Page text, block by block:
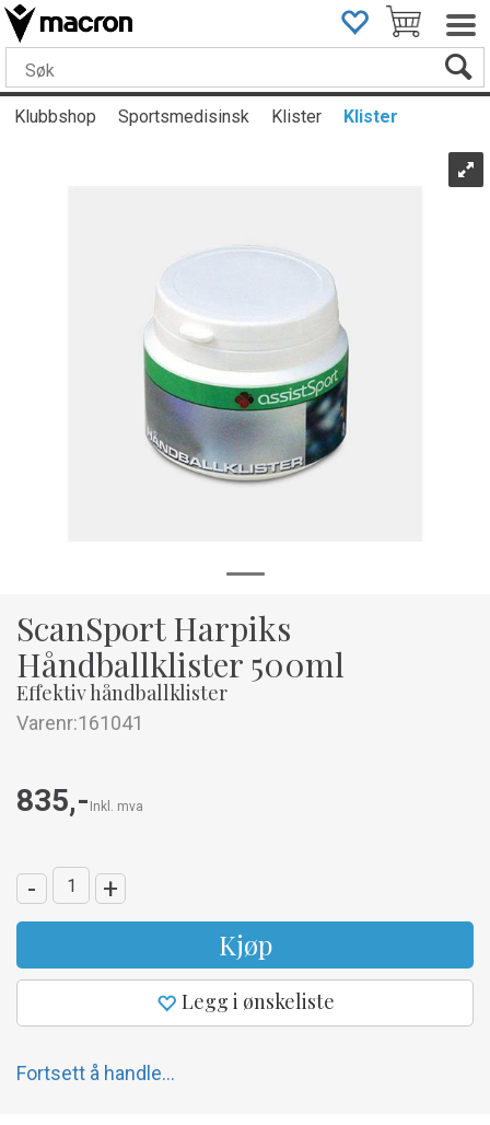
Klubbshop Sportsmedisinsk Klister Klister
ScanSport Harpiks
Håndballklister 500ml
Effektiv håndballklister
Varenr:161041
835,- Inkl. mva
- +
Kjøp
Legg i ønskeliste
Fortsett å handle...